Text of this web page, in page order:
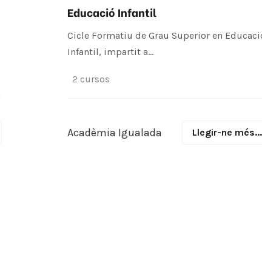
Educació Infantil
Cicle Formatiu de Grau Superior en
Infantil, impartit a...
2 cursos
Acadèmia Igualada Llegir-ne més...